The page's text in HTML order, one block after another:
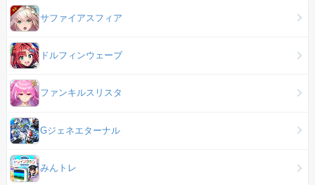
サファイアスフィア
ドルフィンウェーブ
ファンキルスリスタ
Gジェネエターナル
みんトレ